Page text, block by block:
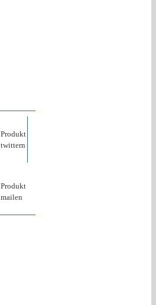
Produkt
twittern
Produkt
mailen